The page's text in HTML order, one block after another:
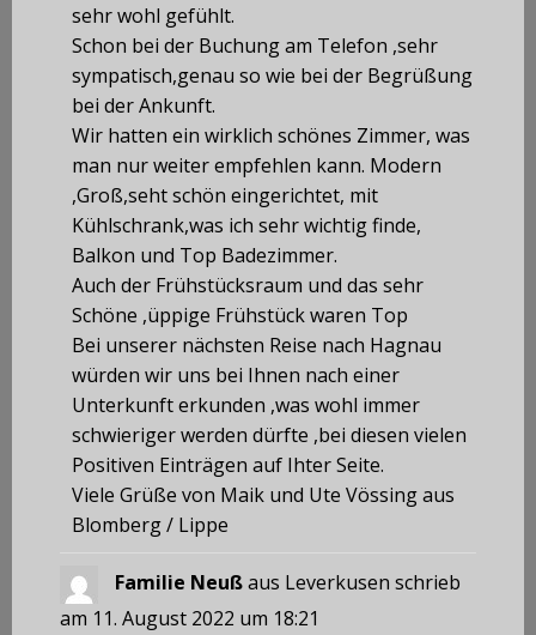
sehr wohl gefühlt.
Schon bei der Buchung am Telefon ,sehr
sympatisch,genau so wie bei der Begrüßung
bei der Ankunft.
Wir hatten ein wirklich schönes Zimmer, was
man nur weiter empfehlen kann. Modern
,Groß,seht schön eingerichtet, mit
Kühlschrank,was ich sehr wichtig finde,
Balkon und Top Badezimmer.
Auch der Frühstücksraum und das sehr
Schöne ,üppige Frühstück waren Top
Bei unserer nächsten Reise nach Hagnau
würden wir uns bei Ihnen nach einer
Unterkunft erkunden ,was wohl immer
schwieriger werden dürfte ,bei diesen vielen
Positiven Einträgen auf Ihter Seite.
Viele Grüße von Maik und Ute Vössing aus
Blomberg / Lippe
Familie Neußaus Leverkusen schrieb
am 11. August 2022 um 18:21